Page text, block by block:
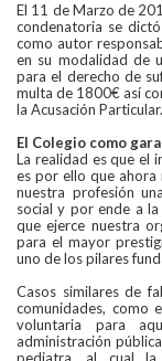
El 11 de Marzo de
condenatoria se
como autor
en su modalidad de
para el derecho de
multa de 1800€ así
la Acusación Particular.
El Colegio como
La realidad es que el
es por ello que ahora
nuestra profesión
social y por ende a
que ejerce nuestra
para el mayor
uno de los pilares
Casos similares de
comunidades, como
voluntaria para
administración